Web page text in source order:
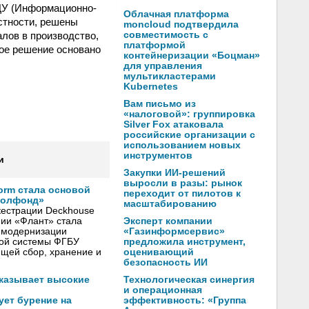
(Информационно-
решены
в производство,
решение основано
стала основой
Deckhouse
«Флант» стала
системы ФГБУ
сбор, хранение и
высокие
бурение на
Облачная платформа
moncloud подтвердила
совместимость с
платформой
контейнеризации «Боцман»
для управления
мультикластерами
Kubernetes
Вам письмо из
«налоговой»: группировка
Silver Fox атаковала
российские организации с
использованием новых
инструментов
Закупки ИИ-решений
выросли в разы: рынок
переходит от пилотов к
масштабированию
Эксперт компании
«Газинформсервис»
предложила инструмент,
оценивающий
безопасность ИИ
Технологическая синергия
и операционная
эффективность: «Группа